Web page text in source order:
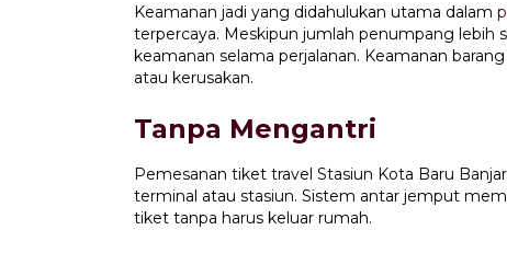
Keamanan jadi yang didahulukan utama dalam
terpercaya. Meskipun jumlah penumpang lebih
keamanan selama perjalanan. Keamanan
atau kerusakan.
Tanpa Mengantri
Pemesanan tiket travel Stasiun Kota Baru
terminal atau stasiun. Sistem antar jemput
tiket tanpa harus keluar rumah.